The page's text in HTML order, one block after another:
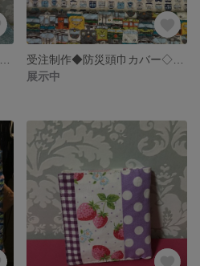
展示中